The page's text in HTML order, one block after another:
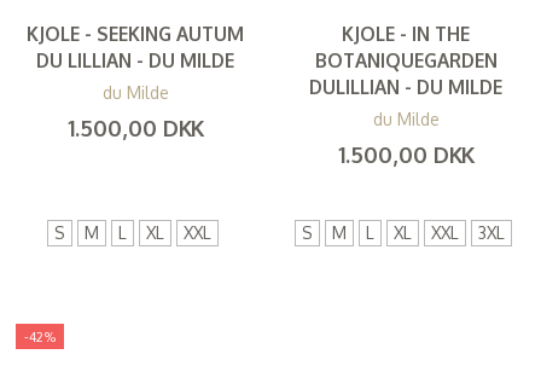
KJOLE - SEEKING AUTUM
DU LILLIAN - DU MILDE
du Milde
1.500,00 DKK
S M L XL XXL
KJOLE - IN THE
BOTANIQUEGARDEN
DULILLIAN - DU MILDE
du Milde
1.500,00 DKK
S M L XL XXL 3XL
-42%